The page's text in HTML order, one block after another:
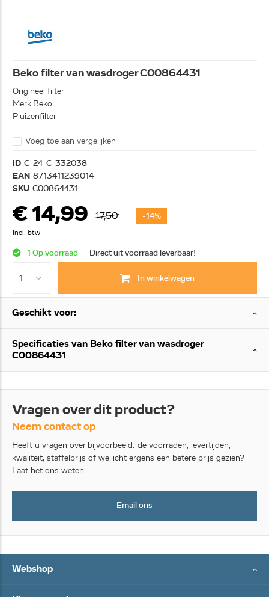
Beko filter van wasdroger C00864431
Origineel filter
Merk Beko
Pluizenfilter
Voeg toe aan vergelijken
ID C-24-C-332038
EAN 8713411239014
SKU C00864431
€ 14,99 17,50 -14%
Incl. btw
1 Op voorraad Direct uit voorraad leverbaar!
In winkelwagen
Geschikt voor:
Specificaties van Beko filter van wasdroger
C00864431
Vragen over dit product?
Neem contact op
Heeft u vragen over bijvoorbeeld: de voorraden, levertijden,
kwaliteit, staffelprijs of wellicht ergens een betere prijs gezien?
Laat het ons weten.
Email ons
Webshop